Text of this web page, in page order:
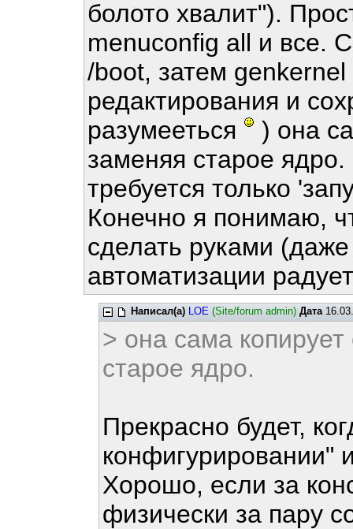
болото хвалит").
menuconfig all и все.
/boot, затем
редактирования и
разумееться
) она
заменяя старое
требуется только
Конечно я понимаю,
сделать руками
автоматизации
Написал(а) LOE (Site/forum admin) Дата
> она сама
старое ядро.
Прекрасно будет,
конфигурировании"
Хорошо, если за
физически за пару